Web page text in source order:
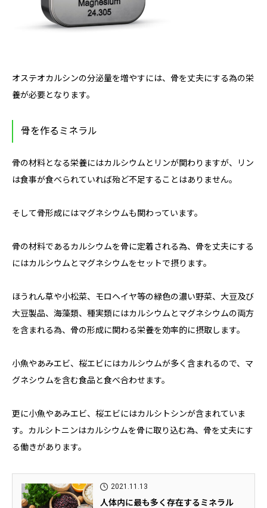
オステオカルシンの分泌量を増やすには、骨を丈夫にする為の栄
養が必要となります。
骨を作るミネラル
骨の材料となる栄養にはカルシウムとリンが関わりますが、リン
は食事が食べられていれば殆ど不足することはありません。
そして骨形成にはマグネシウムも関わっています。
骨の材料であるカルシウムを骨に定着される為、骨を丈夫にする
にはカルシウムとマグネシウムをセットで摂ります。
ほうれん草や小松菜、モロヘイヤ等の緑色の濃い野菜、大豆及び
大豆製品、海藻類、種実類にはカルシウムとマグネシウムの両方
を含まれる為、骨の形成に関わる栄養を効率的に摂取します。
小魚やあみエビ、桜エビにはカルシウムが多く含まれるので、マ
グネシウムを含む食品と食べ合わせます。
更に小魚やあみエビ、桜エビにはカルシトシンが含まれていま
す。カルシトニンはカルシウムを骨に取り込む為、骨を丈夫にす
る働きがあります。
2021.11.13
人体内に最も多く存在するミネラル